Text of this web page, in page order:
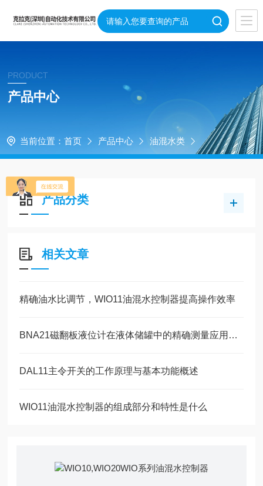
PRODUCT
产品中心
当前位置： 首页 产品中心 油混水类
产品分类
相关文章
精确油水比调节，WIO11油混水控制器提高操作效率
BNA21磁翻板液位计在液体储罐中的精确测量应用说明
DAL11主令开关的工作原理与基本功能概述
WIO11油混水控制器的组成部分和特性是什么